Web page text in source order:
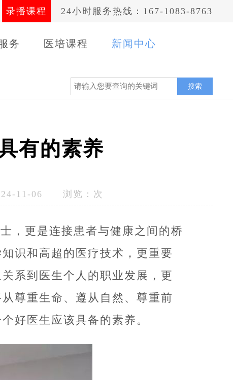
录播课程 24小时服务热线：167-1083-8763
务 医培课程 新闻中心
搜索
有的素养
11-06 浏览： 次
，更是连接患者与健康之间的桥
识和高超的医疗技术，更重要
系到医生个人的职业发展，更
尊重生命、遵从自然、尊重前
好医生应该具备的素养。